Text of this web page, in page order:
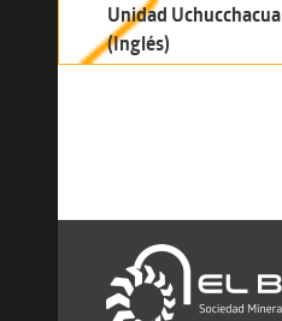
Unidad Uchucchacua
(Inglés)